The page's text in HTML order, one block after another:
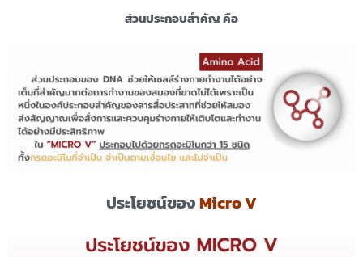
ส่วนประกอบสำคัญ คือ
ประโยชน์ของMicro V